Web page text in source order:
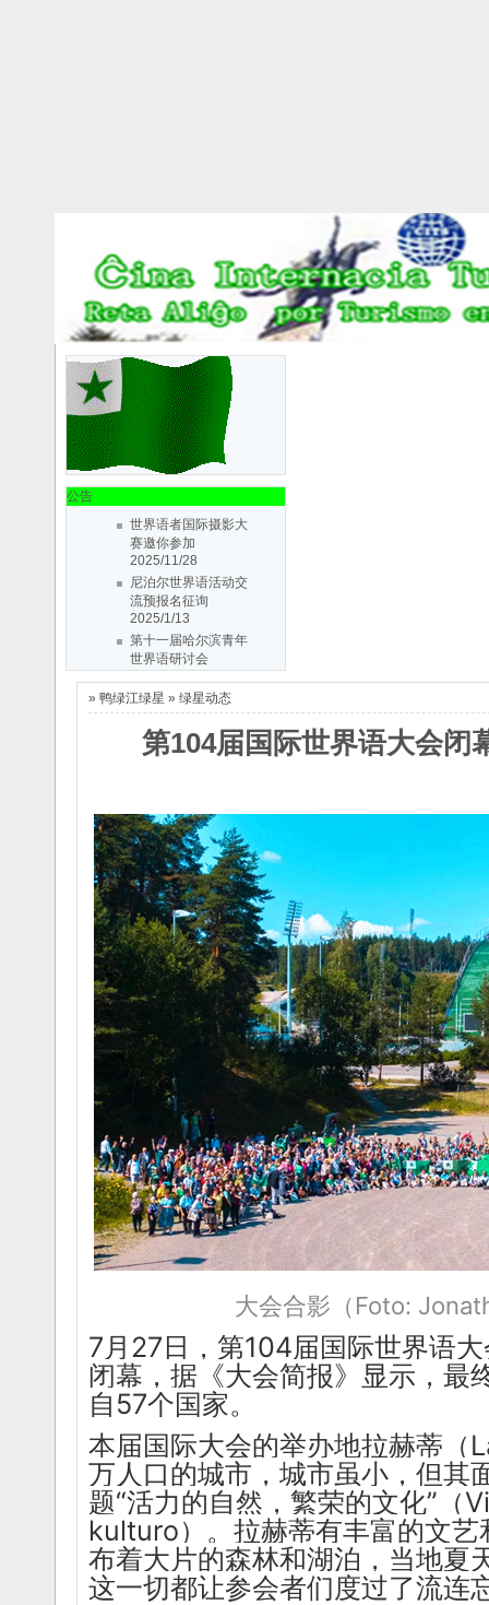
公告
赛邀你参加
2025/11/28
尼泊尔世界语活动交
流预报名征询
2025/1/13
第十一届哈尔滨青年
世界语研讨会
2019/5/30
丹东世协第十届会大
会会议通知2019/3/3
第十届三省一区
（辽、吉、黑、
内..2018/3/28
年..2016/7/2
第七届哈尔滨青年世
界语研讨会2015/4/5
第八届中国东北三省
一区世界
语..2014/6/16
La 6-a Junula
Seminario
d.. 2014/2/25
La 5-a Junurala
Seminario
2013/4/11
关于7a EKNI期间举
办青年世界
语..
2013/4/9
La 7a Esperanto-
Kongreso
d..
2013/3/13
La Nord-Amerika
Somera
Kur..2013/2/2
Invito al 1-a Forumo
pri ..2012/8/10
湖北世协2012学术研
讨会即将召开
世界语者国际摄影大
赛邀你参加
2025/11/28
流预报名征询
2025/1/13
2019/5/30
丹东世协第十届会大
会会议通知2019/3/3
第十届三省一区
（辽、吉、黑、
内..2018/3/28
纪念丹东市世界语协
会成立31周
年..2016/7/2
第七届哈尔滨青年世
界语研讨会2015/4/5
第八届中国东北三省
一区世界
语..
2014/6/16
La 6-a Junula
Seminario
d..
2014/2/25
La 5-a Junurala
Seminario
..2013/4/11
关于7a EKNI期间举
办青年世界
语..
La 7a Esperanto-
Somera
Kur..2013/2/2
Invito al 1-a Forumo
pri .. 2012/8/10
湖北世协2012学术研
2012/4/19
» 鸭绿江绿星 » 绿星动态
第104届国际世界语大会闭
大会合影（Foto:
7月27日，第104届国际世界语
闭幕，据《大会简报》显示，最
自57个国家。
本届国际大会的举办地拉赫蒂（
万人口的城市，城市虽小，但其
题“活力的自然，繁荣的文化”
kulturo）。拉赫蒂有丰富的文
布着大片的森林和湖泊，当地夏
这一切都让参会者们度过了流连